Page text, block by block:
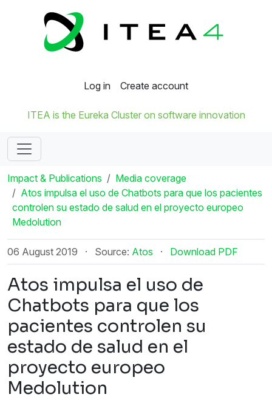
Log in Create account
ITEA is the Eureka Cluster on software innovation
Impact & Publications
Media coverage
Atos impulsa el uso de Chatbots para que los pacientes
controlen su estado de salud en el proyecto europeo
Medolution
06 August 2019 · Source: Atos · Download PDF
Atos impulsa el uso de
Chatbots para que los
pacientes controlen su
estado de salud en el
proyecto europeo
Medolution